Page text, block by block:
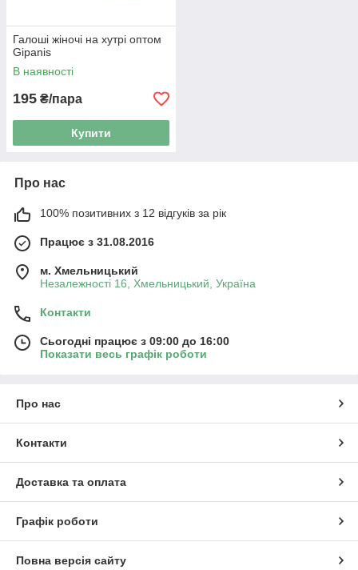
Галоші жіночі на хутрі оптом
Gipanis
В наявності
195 ₴/пара
Купити
Про нас
100% позитивних з 12 відгуків за рік
Працює з 31.08.2016
м. Хмельницький
Незалежності 16, Хмельницький, Україна
Контакти
Сьогодні працює з 09:00 до 16:00
Показати весь графік роботи
Про нас
Контакти
Доставка та оплата
Графік роботи
Повна версія сайту